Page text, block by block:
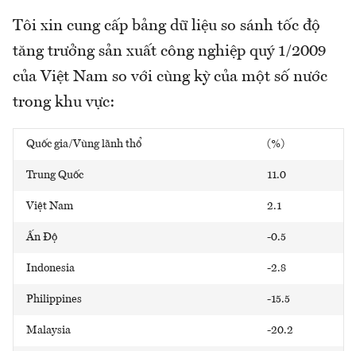
Tôi xin cung cấp bảng dữ liệu so sánh tốc độ
tăng trưởng sản xuất công nghiệp quý 1/2009
của Việt Nam so với cùng kỳ của một số nước
trong khu vực:
Quốc gia/Vùng lãnh thổ (%)
Trung Quốc 11.0
Việt Nam 2.1
Ấn Độ -0.5
Indonesia -2.8
Philippines -15.5
Malaysia -20.2